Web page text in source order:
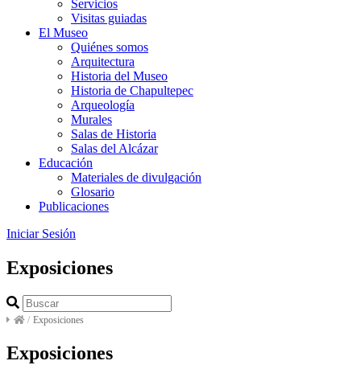
Servicios
Visitas guiadas
El Museo
Quiénes somos
Arquitectura
Historia del Museo
Historia de Chapultepec
Arqueología
Murales
Salas de Historia
Salas del Alcázar
Educación
Materiales de divulgación
Glosario
Publicaciones
Iniciar Sesión
Exposiciones
/ Exposiciones
Exposiciones